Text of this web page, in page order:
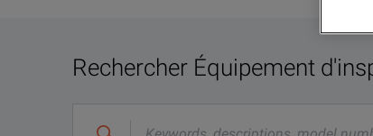
Rechercher Équipement